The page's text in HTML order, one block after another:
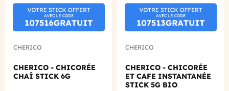
CHERICO
CHERICO - CHICORÉE
CHAÎ STICK 6G
CHERICO
CHERICO - CHICORÉE
ET CAFE INSTANTANÉE
STICK 5G BIO